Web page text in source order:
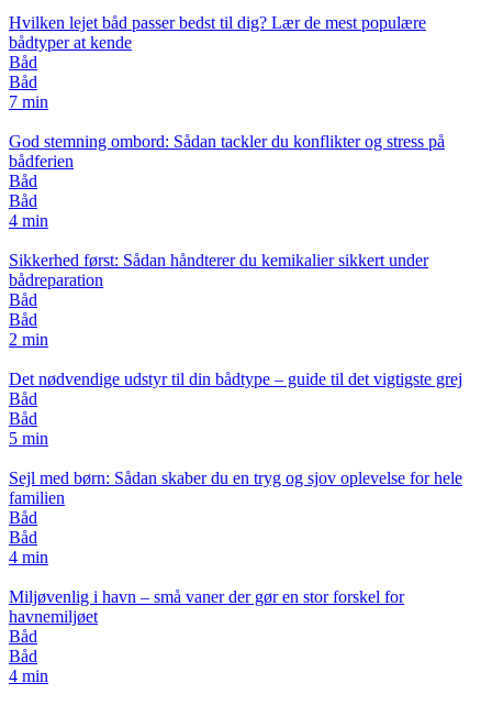
Hvilken lejet båd passer bedst til dig? Lær de mest populære
bådtyper at kende
Båd
Båd
7 min
God stemning ombord: Sådan tackler du konflikter og stress på
bådferien
Båd
Båd
4 min
Sikkerhed først: Sådan håndterer du kemikalier sikkert under
bådreparation
Båd
Båd
2 min
Det nødvendige udstyr til din bådtype – guide til det vigtigste grej
Båd
Båd
5 min
Sejl med børn: Sådan skaber du en tryg og sjov oplevelse for hele
familien
Båd
Båd
4 min
Miljøvenlig i havn – små vaner der gør en stor forskel for
havnemiljøet
Båd
Båd
4 min